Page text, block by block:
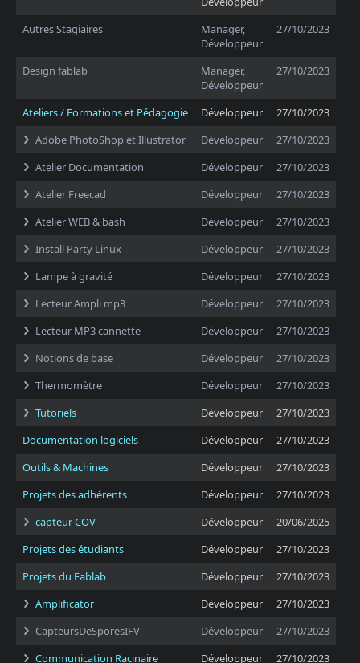
Autres Stagiaires
Manager,
Développeur
27/10/2023
Design fablab
Manager,
Développeur
27/10/2023
Ateliers / Formations et Pédagogie Développeur
27/10/2023
Adobe PhotoShop et Illustrator
Développeur
27/10/2023
Atelier Documentation
Développeur
27/10/2023
Atelier Freecad
Développeur
27/10/2023
Atelier WEB & bash
Développeur
27/10/2023
Install Party Linux
Développeur
27/10/2023
Lampe à gravité
Développeur
27/10/2023
Lecteur Ampli mp3
Développeur
27/10/2023
Lecteur MP3 cannette
Développeur
27/10/2023
Notions de base
Développeur
27/10/2023
Thermomètre
Développeur
27/10/2023
Tutoriels
Développeur
27/10/2023
Documentation logiciels
Développeur
27/10/2023
Outils & Machines
Développeur
27/10/2023
Projets des adhérents
Développeur
27/10/2023
capteur COV
Développeur
20/06/2025
Projets des étudiants
Développeur
27/10/2023
Projets du Fablab
Développeur
27/10/2023
Amplificator
Développeur
27/10/2023
CapteursDeSporesIFV
Développeur
27/10/2023
Communication Racinaire
Développeur 27/10/2023